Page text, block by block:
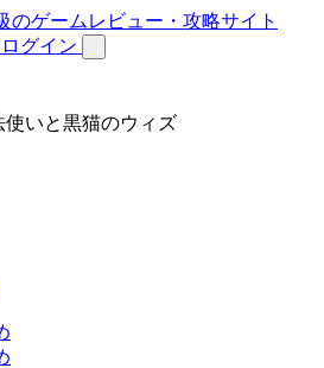
ログイン
いと黒猫のウィズ